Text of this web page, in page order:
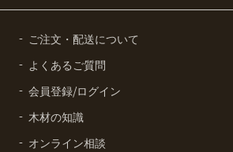
ご注文・配送について
よくあるご質問
会員登録/ログイン
木材の知識
オンライン相談